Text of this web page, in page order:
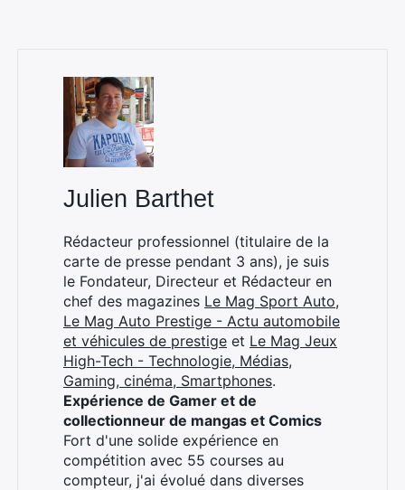
Julien Barthet
Rédacteur professionnel (titulaire de la
carte de presse pendant 3 ans), je suis
le Fondateur, Directeur et Rédacteur en
chef des magazines Le Mag Sport Auto,
Le Mag Auto Prestige - Actu automobile
et véhicules de prestige et Le Mag Jeux
High-Tech - Technologie, Médias,
Gaming, cinéma, Smartphones.
Expérience de Gamer et de
collectionneur de mangas et Comics
Fort d'une solide expérience en
compétition avec 55 courses au
compteur, j'ai évolué dans diverses